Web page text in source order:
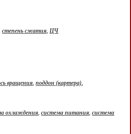
степень сжатия,ЦЧ
вращения,поддон (картера),
охлаждения,система питания,система